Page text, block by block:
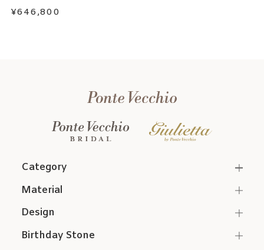
ド...
¥646,800
Category
Material
Design
Birthday Stone